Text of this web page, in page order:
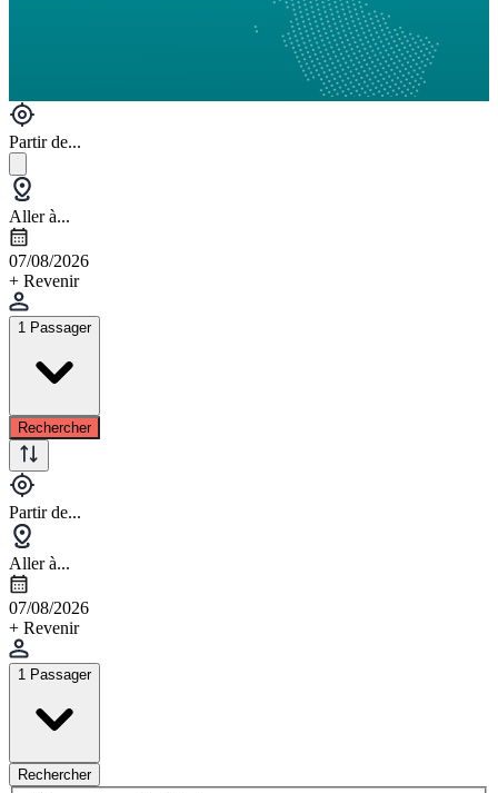
Partir de...
Aller à...
07/08/2026
+ Revenir
1 Passager
Rechercher
Partir de...
Aller à...
07/08/2026
+ Revenir
1 Passager
Rechercher